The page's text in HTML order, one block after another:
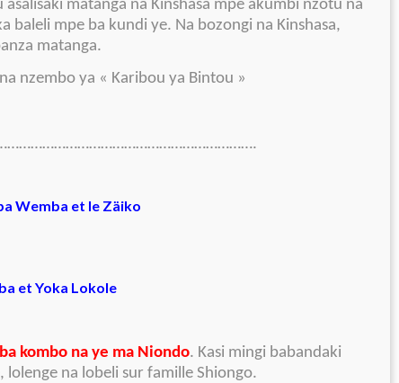
asalisaki matanga na Kinshasa mpe akumbi nzotu na
baleli mpe ba kundi ye. Na bozongi na Kinshasa,
matanga.
nzembo ya « Karibou ya Bintou »
Wemba et le Zäiko
et Yoka Lokole
kombo na ye ma Niondo. Kasi mingi babandaki
lolenge na lobeli sur famille Shiongo.